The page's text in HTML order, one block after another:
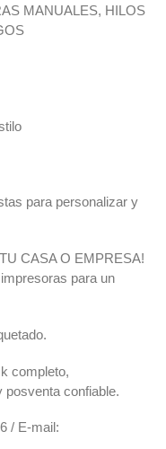
MANUALES, HILOS
para personalizar y
CASA O EMPRESA!
para un
completo,
posventa confiable.
/ E-mail: